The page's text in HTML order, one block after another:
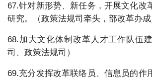
67.针对新形势、新任务，开展文化改
研究。（政策法规司牵头，部改革办成
68.加大文化体制改革人才工作队伍
司、政策法规司）
69.充分发挥改革联络员、信息员的作